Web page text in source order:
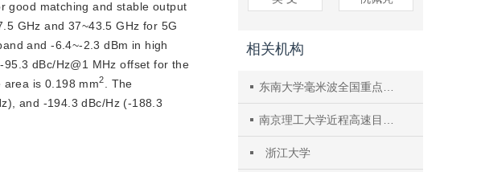
good matching and stable output
GHz and 37~43.5 GHz for 5G
and -6.4~-2.3 dBm in high
dBc/Hz@1 MHz offset for the
area is 0.198 mm2
. The
and -194.3 dBc/Hz (-188.3
相关机构
东南大学毫米波全国重点实验室，江苏南京 2111111
南京理工大学近程高速目标探测技术国防重点学科实验室
浙江大学